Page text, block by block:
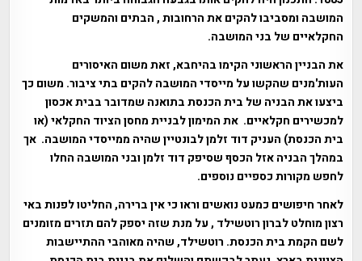
המושבה ומסביבו להקים את הרחובות , הבתים והמשקים
החקלאיים של בני המושבה.
את הבניין הראשוני הקימו בהיחבא, זאת משום האיסורים
העות'מנים שהקשו על מייסדי המושבה להקים בתי ציבור. משום כך
ביצעו את הבניה של בית הכנסת בתואנה שמדובר בבית אכסון
למכשירים חקלאיים. את המימון לבניית מחסן הציוד החקלאי (או
בית הכנסת) העניק דוד זלמן לבונטיין שהיה ממייסדי המושבה. אך
במהלך הבניה אזל הכסף שסיפק דוד זלמן ובני המושבה החלו
לחפש מקורות כספיים נוספים.
לאחר חיפושים כמעט נואשים וראו כי אין ברירה, החליטו לפנות באי
רצון מוחלט לברון רוטשילד , על מנת שזה יספק להם תזרים מזומנים
לשם הקמת בית הכנסת. רוטשילד, שהיה מאוהבי ההתיישבות